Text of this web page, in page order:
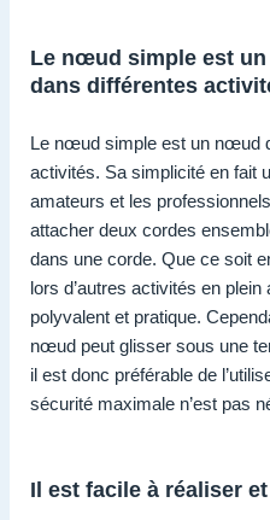
Le nœud simple est
dans différentes
Le nœud simple est un nœud
activités. Sa simplicité en fait
amateurs et les
attacher deux cordes
dans une corde. Que ce soit
lors d’autres activités en
polyvalent et pratique.
nœud peut glisser sous une
il est donc préférable de
sécurité maximale n’est pas
Il est facile à réaliser